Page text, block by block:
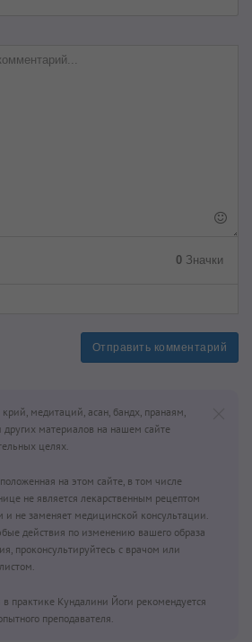
0 Значки
Отправить комментарий
медитаций, асан, бандх, пранаям,
материалов на нашем сайте
целях.
на этом сайте, в том числе
не является лекарственным рецептом
не заменяет медицинской консультации.
действия по изменению вашего образа
проконсультируйтесь с врачом или
практике Кундалини Йоги рекомендуется
преподавателя.